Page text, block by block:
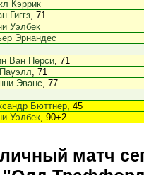
Кэррик
Гиггз, 71
Уэлбек
Эрнандес
Ван Перси, 71
, 71
Эванс, 77
Бюттнер, 45
Уэлбек, 90+2
матч